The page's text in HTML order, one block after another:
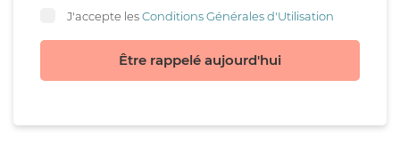
J'accepte lesConditions Générales d'Utilisation
Être rappelé aujourd'hui